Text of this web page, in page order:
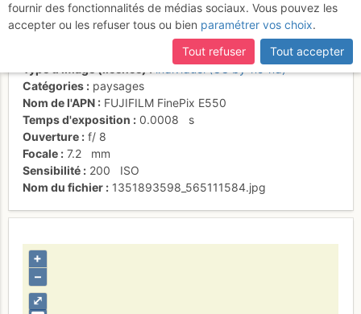
Activités
Date/heure
individuel (CC by-nc-nd)
Catégories
paysages
Nom de l'APN
FUJIFILM FinePix E550
Temps d'exposition
0.0008
s
Ouverture
f/ 8
Focale
7.2
mm
Sensibilité
200
ISO
Nom du fichier
1351893598_565111584.jpg
⤢
+
–
fournir des fonctionnalités de médias sociaux. Vous pouvez les
accepter ou les refuser tous ou bien paramétrer vos choix.
Tout refuser
Tout accepter